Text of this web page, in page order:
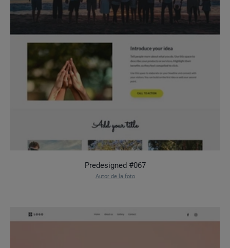
Predesigned #067
Autor de la foto